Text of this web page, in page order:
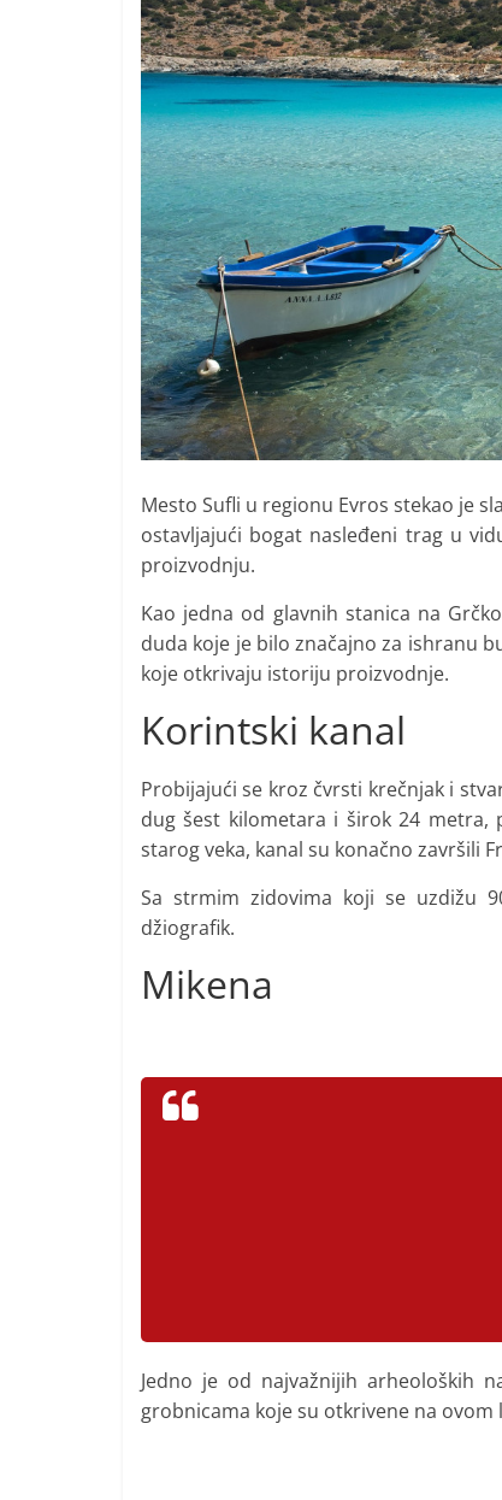
Mesto Sufli u regionu Evros stekao je
ostavljajući bogat nasleđeni trag u
proizvodnju.
Kao jedna od glavnih stanica na
duda koje je bilo značajno za ishranu
koje otkrivaju istoriju proizvodnje.
Korintski kanal
Probijajući se kroz čvrsti krečnjak i
dug šest kilometara i širok 24 metra,
starog veka, kanal su konačno završili
Sa strmim zidovima koji se uzdižu
džiografik.
Mikena
Jedno je od najvažnijih arheoloških
grobnicama koje su otkrivene na ovom